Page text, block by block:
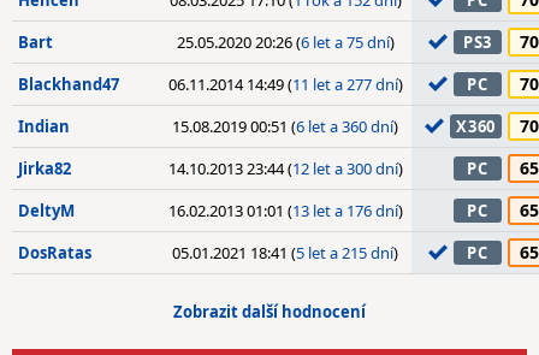
Bart 25.05.2020 20:26 (6 let a 75 dní) PS3 70
Blackhand47 06.11.2014 14:49 (11 let a 277 dní) PC 70
Indian 15.08.2019 00:51 (6 let a 360 dní) X360 70
Jirka82 14.10.2013 23:44 (12 let a 300 dní) PC 65
DeltyM 16.02.2013 01:01 (13 let a 176 dní) PC 65
DosRatas 05.01.2021 18:41 (5 let a 215 dní) PC 65
Zobrazit další hodnocení